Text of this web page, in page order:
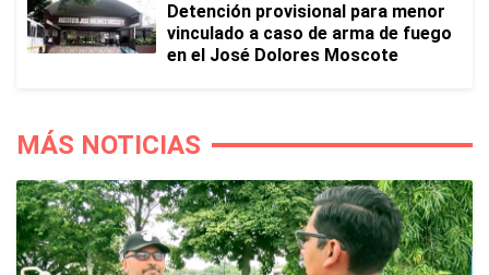
Detención provisional para menor
vinculado a caso de arma de fuego
en el José Dolores Moscote
MÁS NOTICIAS